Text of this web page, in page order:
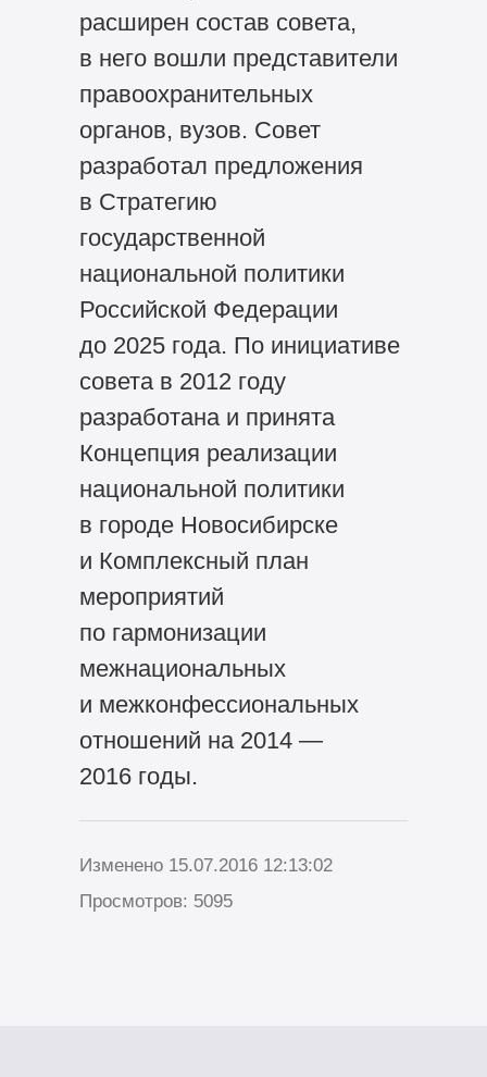
расширен состав совета,
в него вошли представители
правоохранительных
органов, вузов. Совет
разработал предложения
в Стратегию
государственной
национальной политики
Российской Федерации
до 2025 года. По инициативе
совета в 2012 году
разработана и принята
Концепция реализации
национальной политики
в городе Новосибирске
и Комплексный план
мероприятий
по гармонизации
межнациональных
и межконфессиональных
отношений на 2014 —
2016 годы.
Изменено 15.07.2016 12:13:02
Просмотров: 5095